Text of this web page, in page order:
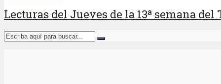
Lecturas del Jueves de la 13ª semana del